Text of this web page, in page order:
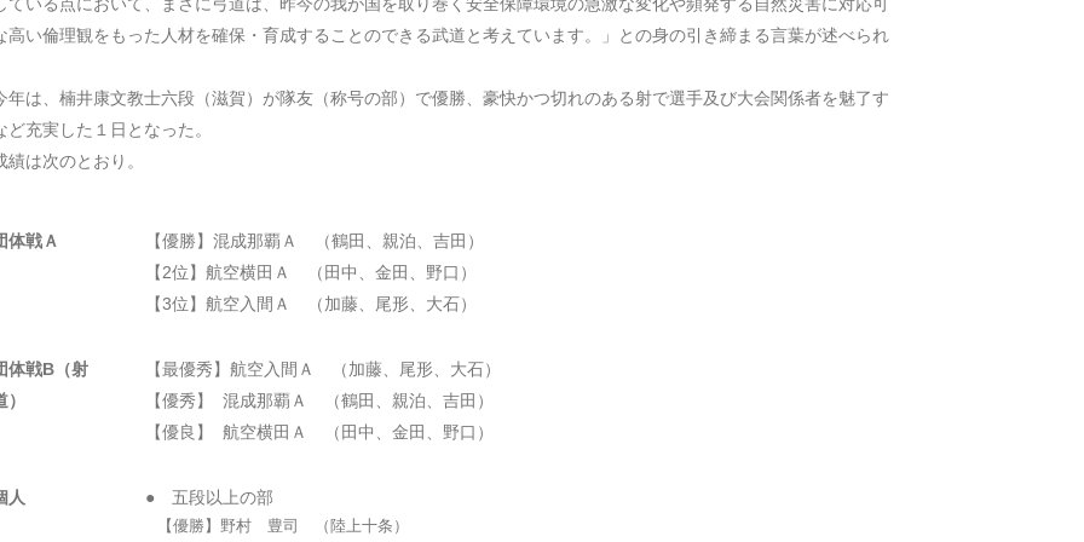
高い倫理観をもった人材を確保・育成することのできる武道と考えています。」との身の引き締まる言葉が述べられ
は、楠井康文教士六段（滋賀）が隊友（称号の部）で優勝、豪快かつ切れのある射で選手及び大会関係者を魅了す
ど充実した１日となった。
は次のとおり。
体戦Ａ
【優勝】混成那覇Ａ （鶴田、親泊、吉田）
【2位】航空横田Ａ （田中、金田、野口）
【3位】航空入間Ａ （加藤、尾形、大石）
体戦B （射
）
【最優秀】航空入間Ａ （加藤、尾形、大石）
【優秀】 混成那覇Ａ （鶴田、親泊、吉田）
【優良】 航空横田Ａ （田中、金田、野口）
人 ● 五段以上の部
【優勝】野村 豊司 （陸上十条）